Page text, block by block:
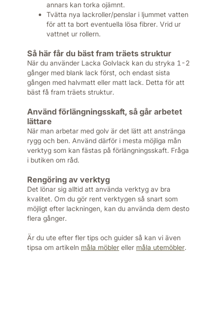
annars kan torka ojämnt.
Tvätta nya lackroller/penslar i ljummet vatten
för att ta bort eventuella lösa fibrer. Vrid ur
vattnet ur rollern.
Så här får du bäst fram träets struktur
När du använder Lacka Golvlack kan du stryka 1-2
gånger med blank lack först, och endast sista
gången med halvmatt eller matt lack. Detta för att
bäst få fram träets struktur.
Använd förlängningsskaft, så går arbetet
lättare
När man arbetar med golv är det lätt att anstränga
rygg och ben. Använd därför i mesta möjliga mån
verktyg som kan fästas på förlängningsskaft. Fråga
i butiken om råd.
Rengöring av verktyg
Det lönar sig alltid att använda verktyg av bra
kvalitet. Om du gör rent verktygen så snart som
möjligt efter lackningen, kan du använda dem desto
flera gånger.
Är du ute efter fler tips och guider så kan vi även
tipsa om artikeln måla möbler eller måla utemöbler.